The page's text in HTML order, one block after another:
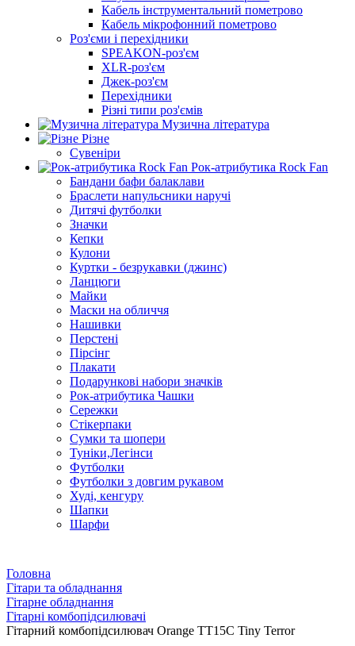
Кабель інструментальний пометрово
Кабель мікрофонний пометрово
Роз'єми і перехідники
SPEAKON-роз'єм
XLR-роз'єм
Джек-роз'єм
Перехідники
Різні типи роз'ємів
Музична література
Різне
Сувеніри
Рок-атрибутика Rock Fan
Бандани бафи балаклави
Браслети напульсники наручі
Дитячі футболки
Значки
Кепки
Кулони
Куртки - безрукавки (джинс)
Ланцюги
Майки
Маски на обличчя
Нашивки
Перстені
Пірсінг
Плакати
Подарункові набори значків
Рок-атрибутика Чашки
Сережки
Стікерпаки
Сумки та шопери
Туніки,Легінси
Футболки
Футболки з довгим рукавом
Худі, кенгуру
Шапки
Шарфи
Головна
Гітари та обладнання
Гітарне обладнання
Гітарні комбопідсилювачі
Гітарний комбопідсилювач Orange TT15C Tiny Terror